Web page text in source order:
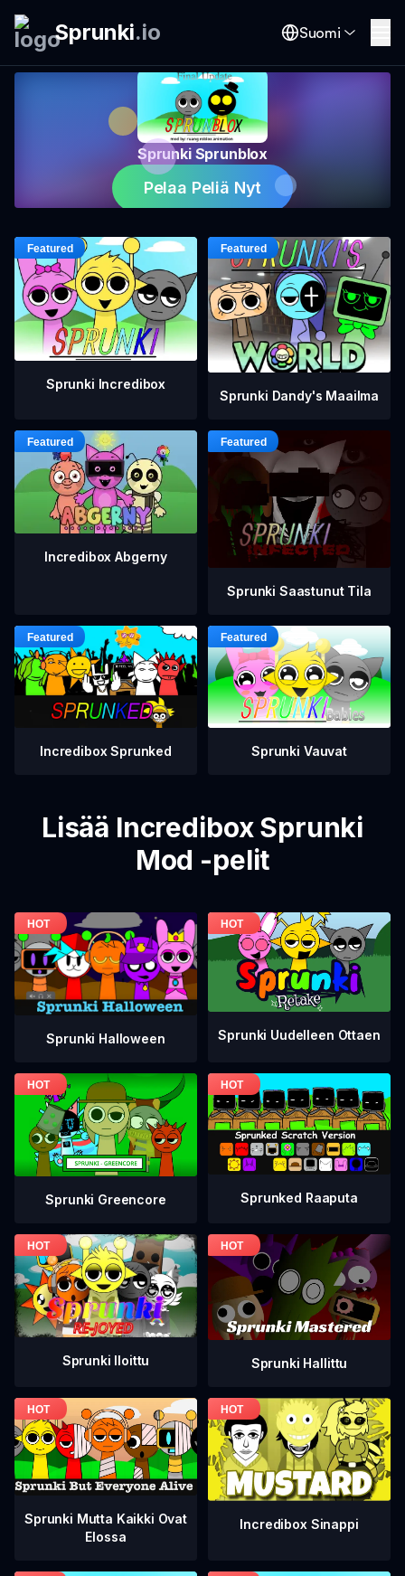
Sprunki.io Suomi
Sprunki Sprunblox
Pelaa Peliä Nyt
Sprunki Incredibox
Sprunki Dandy's Maailma
Incredibox Abgerny
Sprunki Saastunut Tila
Incredibox Sprunked Sprunki Vauvat
Lisää Incredibox Sprunki
Mod -pelit
Sprunki Halloween Sprunki Uudelleen Ottaen
Sprunki Greencore Sprunked Raaputa
Sprunki Iloittu Sprunki Hallittu
Sprunki Mutta Kaikki Ovat
Elossa
Incredibox Sinappi